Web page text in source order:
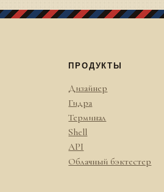
ПРОДУКТЫ
Дизайнер
Гидра
Терминал
Shell
API
Облачный бэктестер